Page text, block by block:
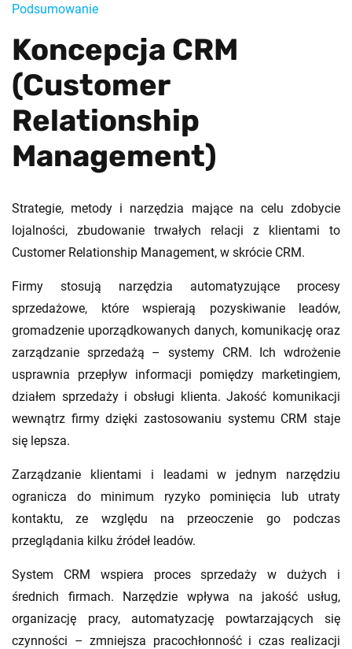
Podsumowanie
Koncepcja CRM
(Customer
Relationship
Management)
Strategie, metody i narzędzia mające na celu zdobycie
lojalności, zbudowanie trwałych relacji z klientami to
Customer Relationship Management, w skrócie CRM.
Firmy stosują narzędzia automatyzujące procesy
sprzedażowe, które wspierają pozyskiwanie leadów,
gromadzenie uporządkowanych danych, komunikację oraz
zarządzanie sprzedażą – systemy CRM. Ich wdrożenie
usprawnia przepływ informacji pomiędzy marketingiem,
działem sprzedaży i obsługi klienta. Jakość komunikacji
wewnątrz firmy dzięki zastosowaniu systemu CRM staje
się lepsza.
Zarządzanie klientami i leadami w jednym narzędziu
ogranicza do minimum ryzyko pominięcia lub utraty
kontaktu, ze względu na przeoczenie go podczas
przeglądania kilku źródeł leadów.
System CRM wspiera proces sprzedaży w dużych i
średnich firmach. Narzędzie wpływa na jakość usług,
organizację pracy, automatyzację powtarzających się
czynności – zmniejsza pracochłonność i czas realizacji